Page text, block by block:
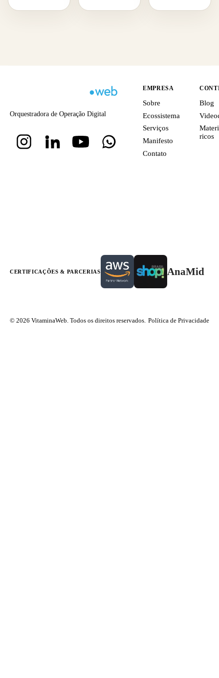
Orquestradora de Operação Digital
EMPRESA
Sobre
Ecossistema
Serviços
Manifesto
Contato
Blog
ricos
CERTIFICAÇÕES & PARCERIAS AnaMid
© 2026 VitaminaWeb. Todos os direitos reservados. Política de Privacidade